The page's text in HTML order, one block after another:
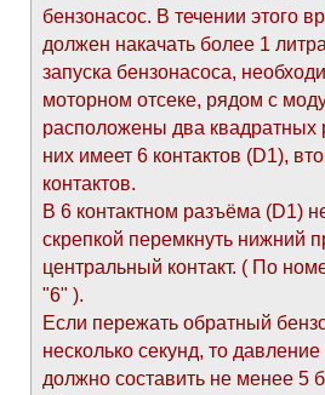
бензонасос. В течении этого
должен накачать более 1
запуска бензонасоса,
моторном отсеке, рядом с
расположены два квадратных
них имеет 6 контактов (D1),
контактов.
В 6 контактном разъёма (D1)
скрепкой перемкнуть нижний
центральный контакт. ( По
"6" ).
Если пережать обратный
несколько секунд, то
должно составить не менее 5